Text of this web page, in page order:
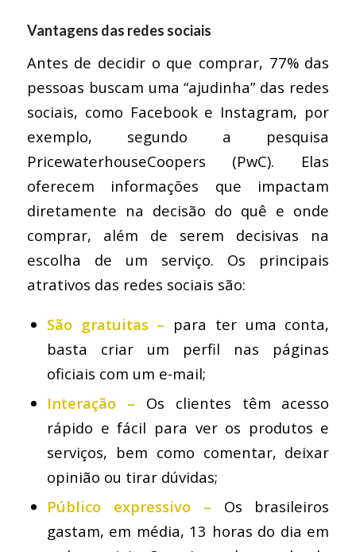
Vantagens das redes sociais
Antes de decidir o que comprar, 77% das
pessoas buscam uma “ajudinha” das redes
sociais, como Facebook e Instagram, por
exemplo, segundo a pesquisa
PricewaterhouseCoopers (PwC). Elas
oferecem informações que impactam
diretamente na decisão do quê e onde
comprar, além de serem decisivas na
escolha de um serviço. Os principais
atrativos das redes sociais são:
São gratuitas – para ter uma conta,
basta criar um perfil nas páginas
oficiais com um e-mail;
Interação – Os clientes têm acesso
rápido e fácil para ver os produtos e
serviços, bem como comentar, deixar
opinião ou tirar dúvidas;
Público expressivo – Os brasileiros
gastam, em média, 13 horas do dia em